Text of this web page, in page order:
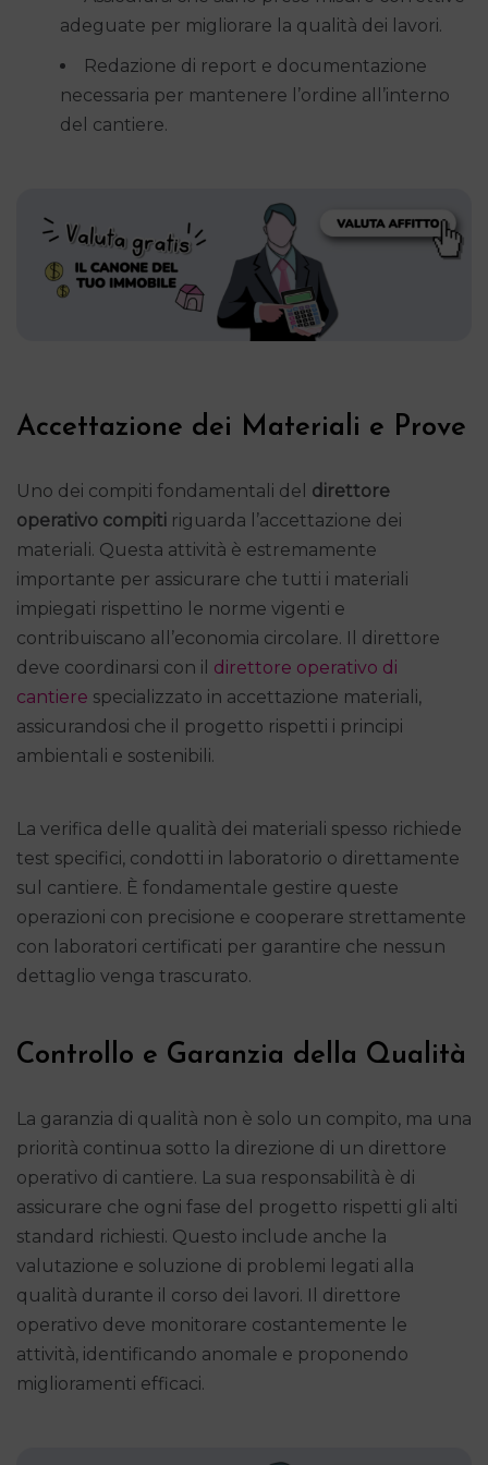
adeguate per migliorare la qualità dei lavori.
Redazione di report e documentazione
necessaria per mantenere l’ordine all’interno
del cantiere.
Accettazione dei Materiali e Prove
Uno dei compiti fondamentali del direttore
operativo compiti riguarda l’accettazione dei
materiali. Questa attività è estremamente
importante per assicurare che tutti i materiali
impiegati rispettino le norme vigenti e
contribuiscano all’economia circolare. Il direttore
deve coordinarsi con il direttore operativo di
cantiere specializzato in accettazione materiali,
assicurandosi che il progetto rispetti i principi
ambientali e sostenibili.
La verifica delle qualità dei materiali spesso richiede
test specifici, condotti in laboratorio o direttamente
sul cantiere. È fondamentale gestire queste
operazioni con precisione e cooperare strettamente
con laboratori certificati per garantire che nessun
dettaglio venga trascurato.
Controllo e Garanzia della Qualità
La garanzia di qualità non è solo un compito, ma una
priorità continua sotto la direzione di un direttore
operativo di cantiere. La sua responsabilità è di
assicurare che ogni fase del progetto rispetti gli alti
standard richiesti. Questo include anche la
valutazione e soluzione di problemi legati alla
qualità durante il corso dei lavori. Il direttore
operativo deve monitorare costantemente le
attività, identificando anomale e proponendo
miglioramenti efficaci.